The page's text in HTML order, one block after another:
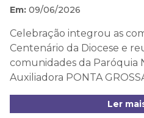
Em: 09/06/2026
Celebração integrou as
Centenário da Diocese e
comunidades da Paróquia
Auxiliadora PONTA
Ler